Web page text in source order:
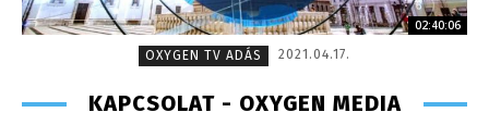
02:40:06
OXYGEN TV ADÁS
2021.04.17.
KAPCSOLAT - OXYGEN MEDIA